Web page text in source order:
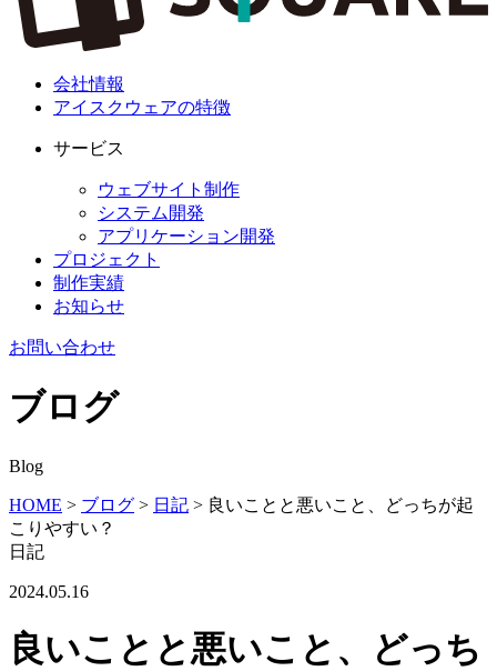
会社情報
アイスクウェアの特徴
サービス
ウェブサイト制作
システム開発
アプリケーション開発
プロジェクト
制作実績
お知らせ
お問い合わせ
ブログ
Blog
HOME > ブログ > 日記 > 良いことと悪いこと、どっちが起
こりやすい？
日記
2024.05.16
良いことと悪いこと、どっち